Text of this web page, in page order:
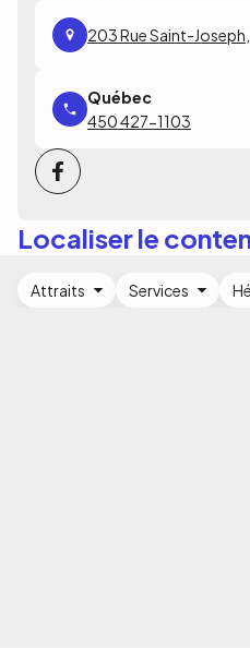
203 Rue Saint-
450 427-1103
Localiser le
Attraits Services